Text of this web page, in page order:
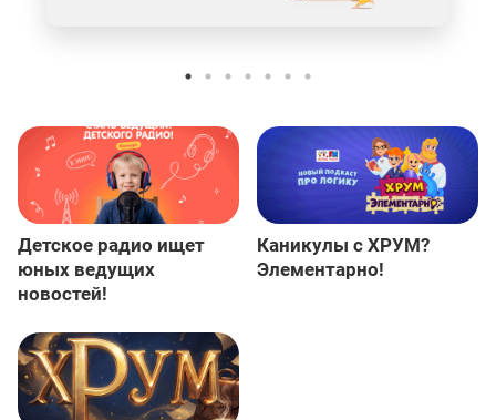
Детское радио ищет
юных ведущих
новостей!
Каникулы с ХРУМ?
Элементарно!